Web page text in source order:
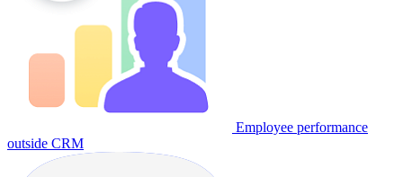
Employee performance
outside CRM